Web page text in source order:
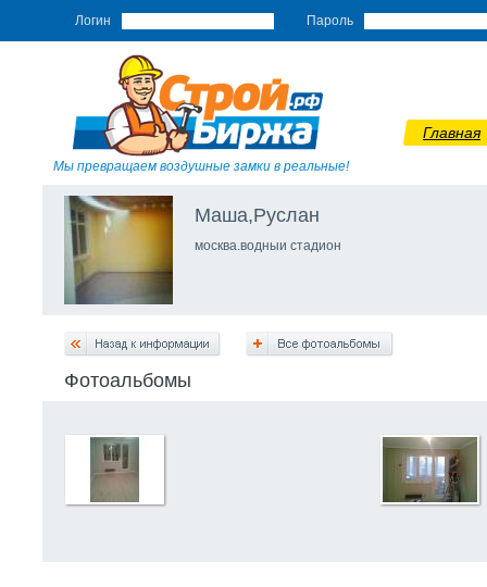
Логин Пароль
Мы превращаем воздушные замки в реальные!
Главная
Маша,Руслан
москва.водныи стадион
Фотоальбомы